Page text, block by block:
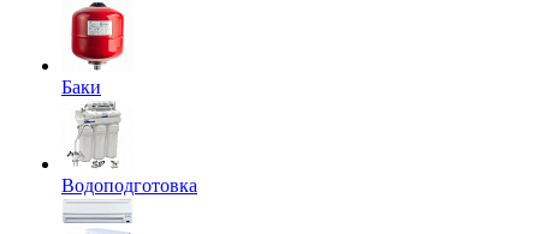
Баки
Водоподготовка